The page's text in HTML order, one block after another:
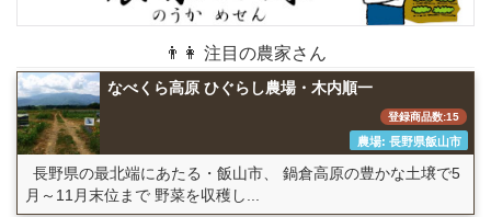
👨👩 注目の農家さん
なべくら高原 ひぐらし農場・木内順一
登録商品数:15
農場: 長野県飯山市
長野県の最北端にあたる・飯山市、 鍋倉高原の豊かな土壌で5
月～11月末位まで 野菜を収穫し...